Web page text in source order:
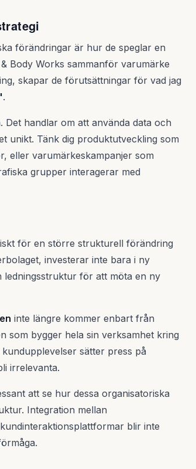
förändringar är hur de speglar en
Body Works sammanför varumärke
skapar de förutsättningar för vad jag
.
handlar om att använda data och
unikt. Tänk dig produktutveckling som
eller varumärkeskampanjer som
grupper interagerar med
för en större strukturell förändring
investerar inte bara i ny
för att möta en ny
inte längre kommer enbart från
som bygger hela sin verksamhet kring
sätter press på
irrelevanta.
att se hur dessa organisatoriska
Integration mellan
blir inte